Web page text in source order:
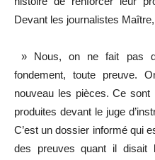
Devant les journalistes
» Nous, on ne fait pas
fondement, toute preuve.
nouveau les pièces. Ce
produites devant le juge
C’est un dossier informé qui
des preuves quant il